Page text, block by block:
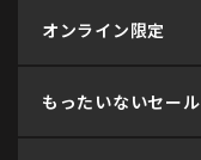
オンライン限定
もったいないセール